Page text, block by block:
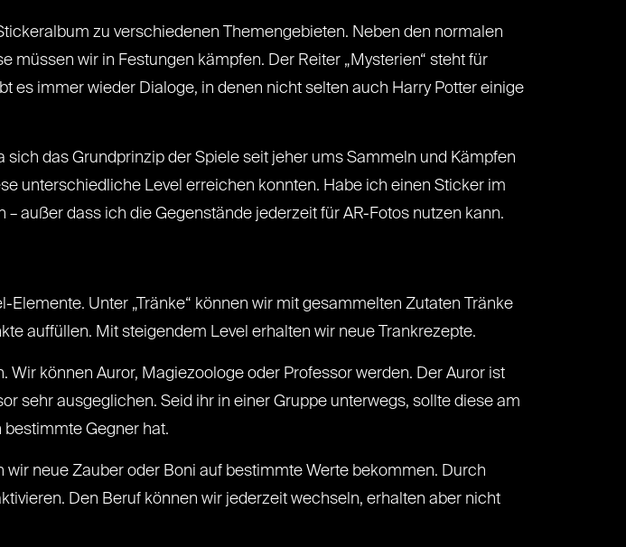
zu verschiedenen Themengebieten. Neben den normalen
müssen wir in Festungen kämpfen. Der Reiter „Mysterien“ steht für
es immer wieder Dialoge, in denen nicht selten auch Harry Potter einige
das Grundprinzip der Spiele seit jeher ums Sammeln und Kämpfen
unterschiedliche Level erreichen konnten. Habe ich einen Sticker im
außer dass ich die Gegenstände jederzeit für AR-Fotos nutzen kann.
Unter „Tränke“ können wir mit gesammelten Zutaten Tränke
auffüllen. Mit steigendem Level erhalten wir neue Trankrezepte.
können Auror, Magiezoologe oder Professor werden. Der Auror ist
sehr ausgeglichen. Seid ihr in einer Gruppe unterwegs, sollte diese am
Gegner hat.
neue Zauber oder Boni auf bestimmte Werte bekommen. Durch
Den Beruf können wir jederzeit wechseln, erhalten aber nicht